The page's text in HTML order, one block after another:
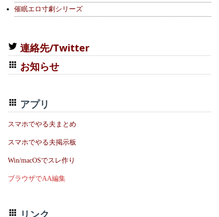
催眠エロ寸劇シリーズ
連絡先/Twitter
お知らせ
アプリ
スマホでやる夫まとめ
スマホでやる夫掲示板
Win/macOSでスレ作り
ブラウザでAA編集
リンク